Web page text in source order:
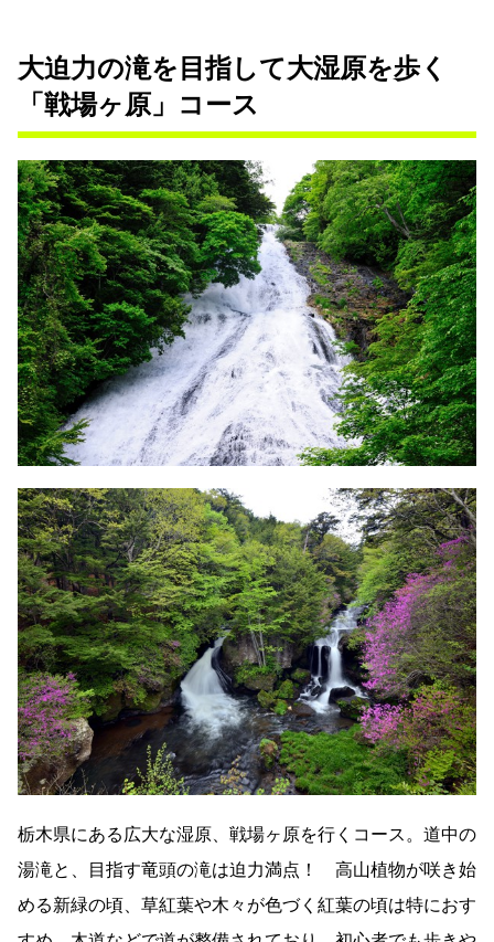
大迫力の滝を目指して大湿原を歩く
「戦場ヶ原」コース
栃木県にある広大な湿原、戦場ヶ原を行くコース。道中の
湯滝と、目指す竜頭の滝は迫力満点！ 高山植物が咲き始
める新緑の頃、草紅葉や木々が色づく紅葉の頃は特におす